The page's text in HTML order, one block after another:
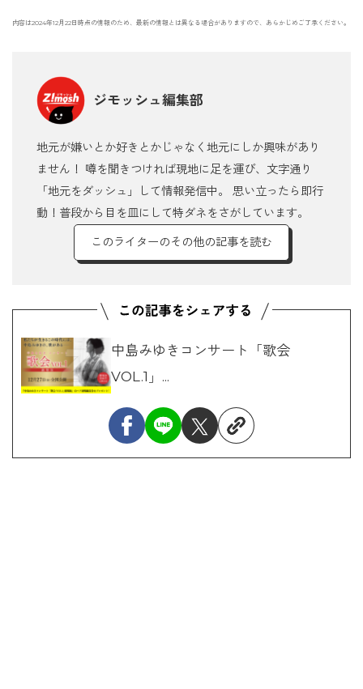
内容は2024年12月22日時点の情報のため、最新の情報とは異なる場合がありますので、あらかじめご了承ください。
ジモッシュ編集部
地元が嫌いとか好きとかじゃなく地元にしか興味があり
ません！ 噂を聞きつければ現地に足を運び、文字通り
「地元をダッシュ」して情報発信中。 思い立ったら即行
動！普段から目を皿にして特ダネをさがしています。
このライターのその他の記事を読む
中島みゆきコンサート「歌会
VOL.1」...